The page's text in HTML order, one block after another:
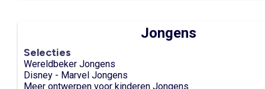
Jongens
Selecties
Wereldbeker Jongens
Disney - Marvel Jongens
Meer ontwerpen voor kinderen Jongens